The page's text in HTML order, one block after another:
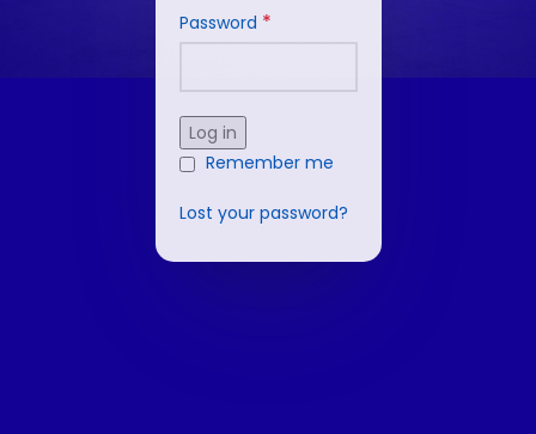
Password *
Log in
Remember me
Lost your password?